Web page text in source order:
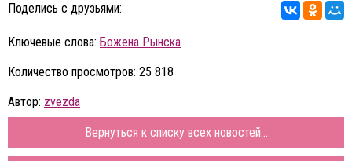
Поделись с друзьями:
Ключевые слова: Божена Рынска
Количество просмотров: 25 818
Автор: zvezda
Вернуться к списку всех новостей...